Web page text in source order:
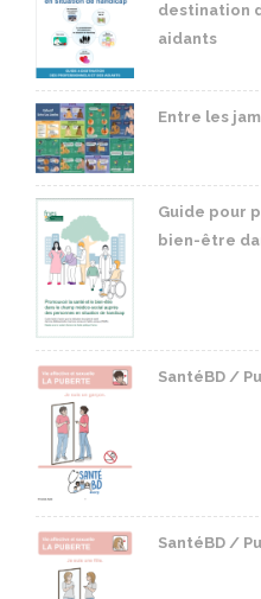
destination
aidants
Entre les
Guide pour
bien-être
SantéBD /
SantéBD /